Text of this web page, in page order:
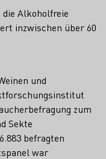
die Alkoholfreie
inzwischen über 60
und
zum
Sekte
befragten
war